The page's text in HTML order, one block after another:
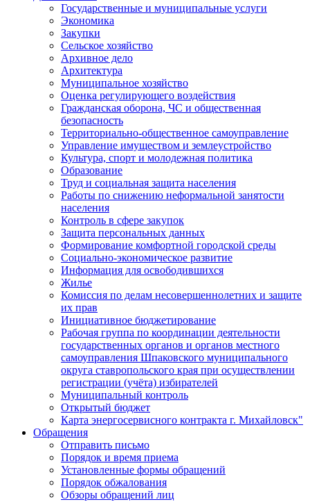
Государственные и муниципальные услуги
Экономика
Закупки
Сельское хозяйство
Архивное дело
Архитектура
Муниципальное хозяйство
Оценка регулирующего воздействия
Гражданская оборона, ЧС и общественная
безопасность
Территориально-общественное самоуправление
Управление имуществом и землеустройство
Культура, спорт и молодежная политика
Образование
Труд и социальная защита населения
Работы по снижению неформальной занятости
населения
Контроль в сфере закупок
Защита персональных данных
Формирование комфортной городской среды
Социально-экономическое развитие
Информация для освободившихся
Жилье
Комиссия по делам несовершеннолетних и защите
их прав
Инициативное бюджетирование
Рабочая группа по координации деятельности
государственных органов и органов местного
самоуправления Шпаковского муниципального
округа ставропольского края при осуществлении
регистрации (учёта) избирателей
Муниципальный контроль
Открытый бюджет
Карта энергосервисного контракта г. Михайловск"
Обращения
Отправить письмо
Порядок и время приема
Установленные формы обращений
Порядок обжалования
Обзоры обращений лиц